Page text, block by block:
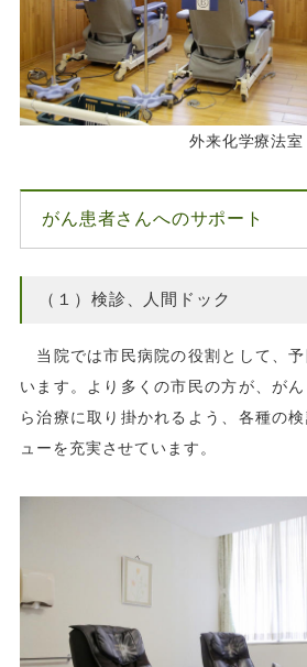
外来化学療法室
がん患者さんへのサポート
（１）検診、人間ドック
当院では市民病院の役割として、
います。より多くの市民の方が、が
ら治療に取り掛かれるよう、各種の
ューを充実させています。